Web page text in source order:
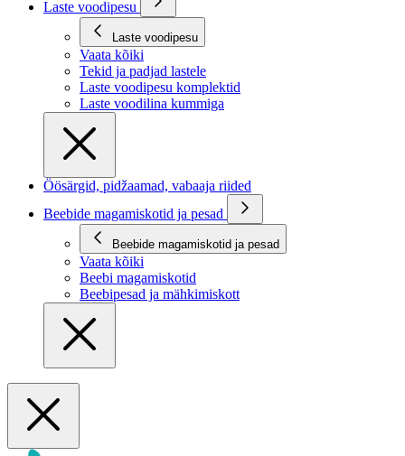
Laste voodipesu
Laste voodipesu
Vaata kõiki
Tekid ja padjad lastele
Laste voodipesu komplektid
Laste voodilina kummiga
Öösärgid, pidžaamad, vabaaja riided
Beebide magamiskotid ja pesad
Beebide magamiskotid ja pesad
Vaata kõiki
Beebi magamiskotid
Beebipesad ja mähkimiskott